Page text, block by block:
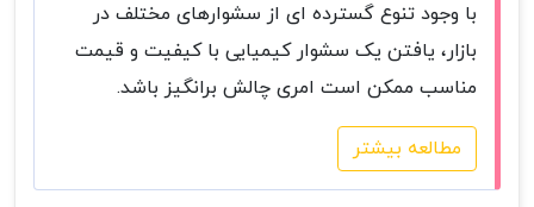
با وجود تنوع گسترده ای از سشوارهای مختلف در
بازار، یافتن یک سشوار کیمیایی با کیفیت و قیمت
مناسب ممکن است امری چالش برانگیز باشد.
مطالعه بیشتر